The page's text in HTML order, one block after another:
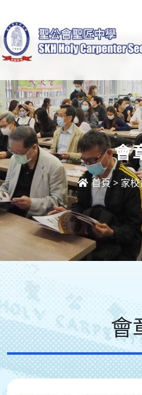
會
首頁> 家
會